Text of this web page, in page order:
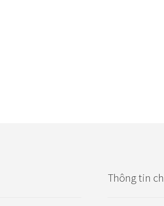
Thông tin